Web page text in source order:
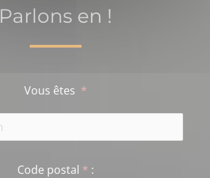
Parlons en !
*
Code postal * :